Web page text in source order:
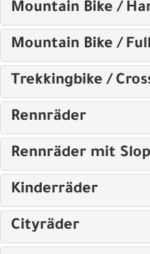
Mountain Bike /
Mountain Bike /
Trekkingbike /
Rennräder
Rennräder mit
Kinderräder
Cityräder